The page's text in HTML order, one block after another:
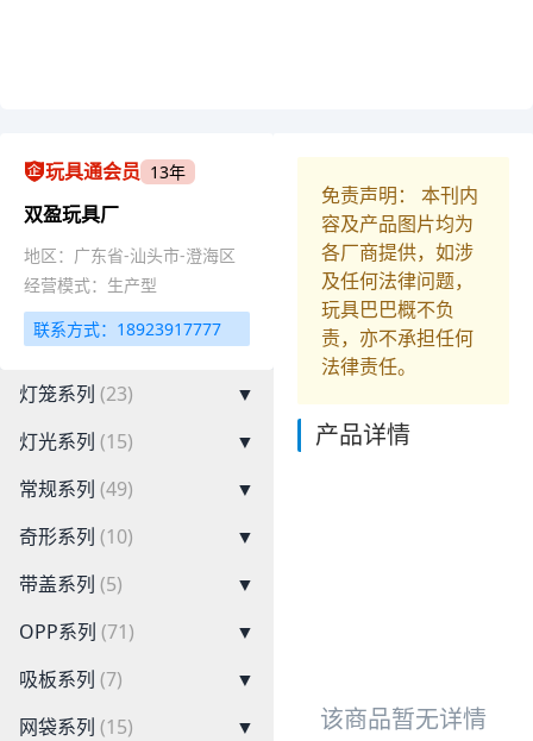
玩具通会员 13年
双盈玩具厂
地区：广东省-汕头市-澄海区
经营模式：生产型
联系方式：18923917777
灯笼系列 (23)
▼
灯光系列 (15)
▼
常规系列 (49)
▼
奇形系列 (10)
▼
带盖系列 (5)
▼
OPP系列 (71)
▼
吸板系列 (7)
▼
网袋系列 (15)
▼
免责声明： 本刊内
容及产品图片均为
各厂商提供，如涉
及任何法律问题，
玩具巴巴概不负
责，亦不承担任何
法律责任。
产品详情
该商品暂无详情